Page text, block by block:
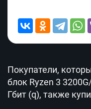
Покупатели,
блок Ryzen 3
Гбит (q), также